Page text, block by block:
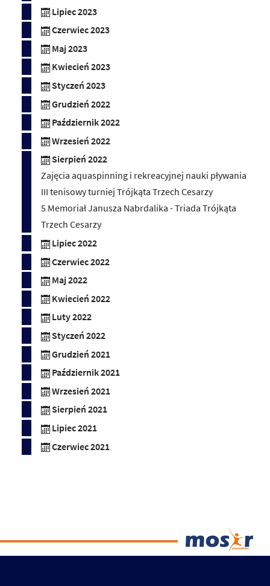
Lipiec 2023
Czerwiec 2023
Maj 2023
Kwiecień 2023
Styczeń 2023
Grudzień 2022
Październik 2022
Wrzesień 2022
Sierpień 2022
Zajęcia aquaspinning i rekreacyjnej nauki pływania
III tenisowy turniej Trójkąta Trzech Cesarzy
5 Memoriał Janusza Nabrdalika - Triada Trójkąta
Trzech Cesarzy
Lipiec 2022
Czerwiec 2022
Maj 2022
Kwiecień 2022
Luty 2022
Styczeń 2022
Grudzień 2021
Październik 2021
Wrzesień 2021
Sierpień 2021
Lipiec 2021
Czerwiec 2021